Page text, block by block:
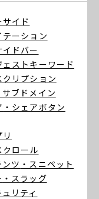
サイド
テーション
イドバー
ェストキーワード
クリプション
サブドメイン
・シェアボタン
クロール
ツ ・スニペット
・スラッグ
ュリティ